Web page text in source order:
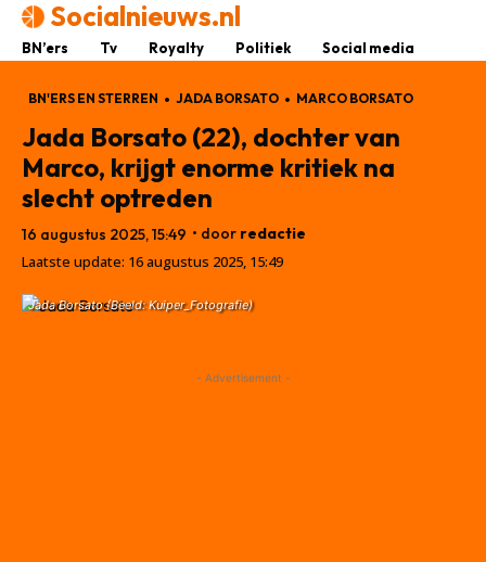
Socialnieuws.nl
BN’ers Tv Royalty Politiek Social media
BN'ERS EN STERREN JADA BORSATO MARCO BORSATO
Jada Borsato (22), dochter van
Marco, krijgt enorme kritiek na
slecht optreden
16 augustus 2025, 15:49 • door redactie
Laatste update: 16 augustus 2025, 15:49
Jada Borsato (Beeld: Kuiper_Fotografie)
- Advertisement -